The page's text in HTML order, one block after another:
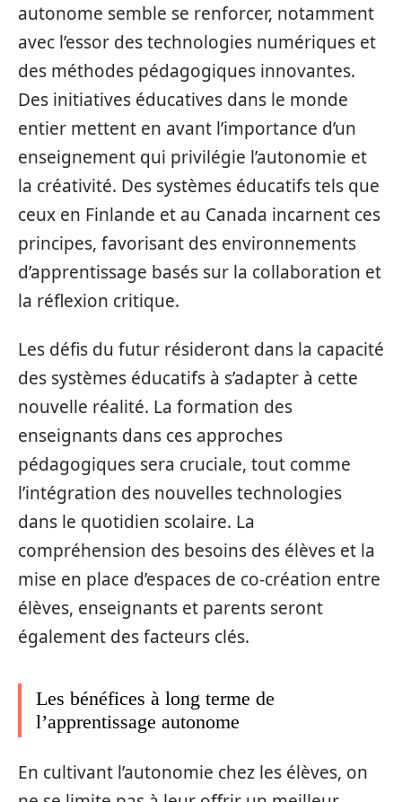
autonome semble se renforcer, notamment
avec l’essor des technologies numériques et
des méthodes pédagogiques innovantes.
Des initiatives éducatives dans le monde
entier mettent en avant l’importance d’un
enseignement qui privilégie l’autonomie et
la créativité. Des systèmes éducatifs tels que
ceux en Finlande et au Canada incarnent ces
principes, favorisant des environnements
d’apprentissage basés sur la collaboration et
la réflexion critique.
Les défis du futur résideront dans la capacité
des systèmes éducatifs à s’adapter à cette
nouvelle réalité. La formation des
enseignants dans ces approches
pédagogiques sera cruciale, tout comme
l’intégration des nouvelles technologies
dans le quotidien scolaire. La
compréhension des besoins des élèves et la
mise en place d’espaces de co-création entre
élèves, enseignants et parents seront
également des facteurs clés.
Les bénéfices à long terme de
l’apprentissage autonome
En cultivant l’autonomie chez les élèves, on